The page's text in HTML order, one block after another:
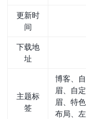
更新时
间
下载地
址
主题标
签
博客、
眉、自
眉、特
布局、